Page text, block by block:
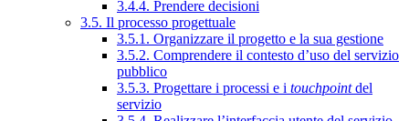
3.4.4. Prendere decisioni
3.5. Il processo progettuale
3.5.1. Organizzare il progetto e la sua gestione
3.5.2. Comprendere il contesto d’uso del servizio
pubblico
3.5.3. Progettare i processi e i touchpointdel
servizio